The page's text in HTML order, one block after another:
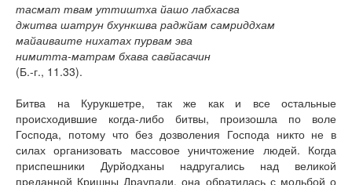
тасмат твам уттиштха йашо лабхасва
джитва шатрун бхункшва раджйам самриддхам
майаиваите нихатах пурвам эва
нимитта-матрам бхава савйасачин
(Б.-г., 11.33).
Битва на Курукшетре, так же как и все остальные
происходившие когда-либо битвы, произошла по воле
Господа, потому что без дозволения Господа никто не в
силах организовать массовое уничтожение людей. Когда
приспешники Дурйодханы надругались над великой
преданной Кришны Драупади, она обратилась с мольбой о